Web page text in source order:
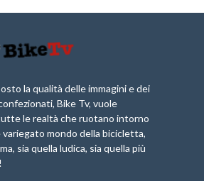
la qualità delle immagini e dei
Bike Tv, vuole
le realtà che ruotano intorno
mondo della bicicletta,
sia quella ludica, sia quella più